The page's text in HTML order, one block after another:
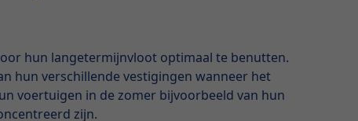
hun langetermijnvloot optimaal te benutten.
hun verschillende vestigingen wanneer het
voertuigen in de zomer bijvoorbeeld van hun
zijn.